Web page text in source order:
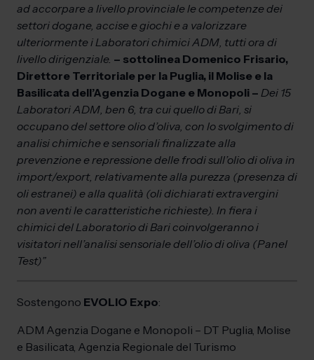
ad accorpare a livello provinciale le competenze dei
settori dogane, accise e giochi e a valorizzare
ulteriormente i Laboratori chimici ADM, tutti ora di
livello dirigenziale. – sottolinea Domenico Frisario,
Direttore Territoriale per la Puglia, il Molise e la
Basilicata dell’Agenzia Dogane e Monopoli – Dei 15
Laboratori ADM, ben 6, tra cui quello di Bari, si
occupano del settore olio d’oliva, con lo svolgimento di
analisi chimiche e sensoriali finalizzate alla
prevenzione e repressione delle frodi sull’olio di oliva in
import/export, relativamente alla purezza (presenza di
oli estranei) e alla qualità (oli dichiarati extravergini
non aventi le caratteristiche richieste). In fiera i
chimici del Laboratorio di Bari coinvolgeranno i
visitatori nell’analisi sensoriale dell’olio di oliva (Panel
Test)”
Sostengono EVOLIO Expo:
ADM Agenzia Dogane e Monopoli – DT Puglia, Molise
e Basilicata, Agenzia Regionale del Turismo